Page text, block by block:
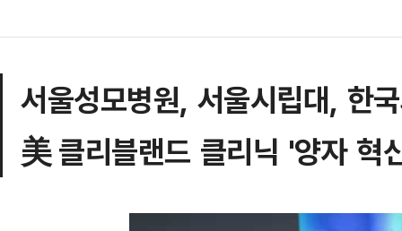
서울성모병원, 서울시립대, 한
美 클리블랜드 클리닉 '양자 혁